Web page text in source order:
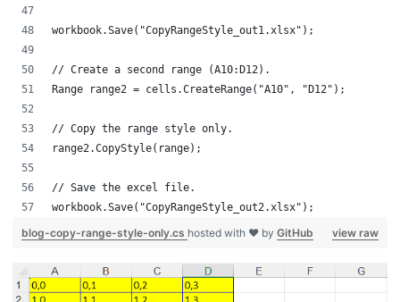
workbook.Save("CopyRangeStyle_out1.xlsx");
// Create a second range (A10:D12).
Range range2 = cells.CreateRange("A10", "D12");
// Copy the range style only.
range2.CopyStyle(range);
// Save the excel file.
workbook.Save("CopyRangeStyle_out2.xlsx");
view raw
blog-copy-range-style-only.cshosted with ❤ byGitHub